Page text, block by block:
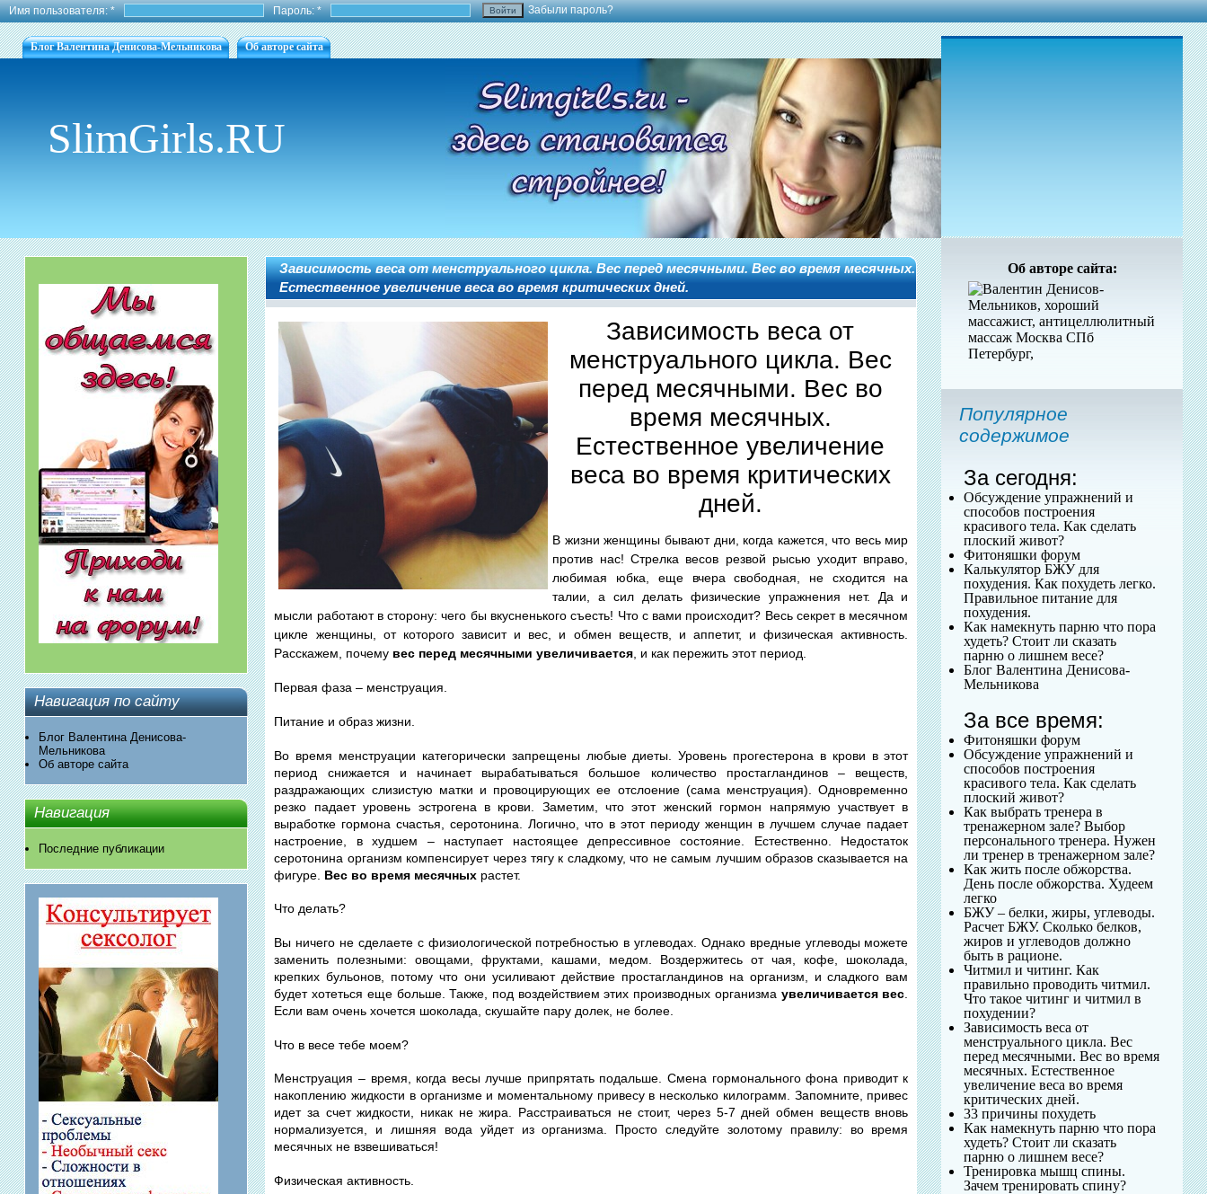
Имя пользователя:* Пароль:* Забыли пароль?
Блог Валентина Денисова-Мельникова Об авторе сайта
SlimGirls.RU
Навигация по сайту
Блог Валентина Денисова-
Мельникова
Об авторе сайта
Навигация
Последние публикации
Зависимость веса от менструального цикла. Вес перед месячными. Вес во время месячных.
Естественное увеличение веса во время критических дней.
Зависимость веса от
менструального цикла. Вес
перед месячными. Вес во
время месячных.
Естественное увеличение
веса во время критических
дней.
В жизни женщины бывают дни, когда кажется, что весь мир
против нас! Стрелка весов резвой рысью уходит вправо,
любимая юбка, еще вчера свободная, не сходится на
талии, а сил делать физические упражнения нет. Да и
мысли работают в сторону: чего бы вкусненького съесть! Что с вами происходит? Весь секрет в месячном
цикле женщины, от которого зависит и вес, и обмен веществ, и аппетит, и физическая активность.
Расскажем, почему вес перед месячными увеличивается , и как пережить этот период.
Первая фаза – менструация.
Питание и образ жизни.
Во время менструации категорически запрещены любые диеты. Уровень прогестерона в крови в этот
период снижается и начинает вырабатываться большое количество простагландинов – веществ,
раздражающих слизистую матки и провоцирующих ее отслоение (сама менструация). Одновременно
резко падает уровень эстрогена в крови. Заметим, что этот женский гормон напрямую участвует в
выработке гормона счастья, серотонина. Логично, что в этот периоду женщин в лучшем случае падает
настроение, в худшем – наступает настоящее депрессивное состояние. Естественно. Недостаток
серотонина организм компенсирует через тягу к сладкому, что не самым лучшим образов сказывается на
фигуре. Вес во время месячных растет.
Что делать?
Вы ничего не сделаете с физиологической потребностью в углеводах. Однако вредные углеводы можете
заменить полезными: овощами, фруктами, кашами, медом. Воздержитесь от чая, кофе, шоколада,
крепких бульонов, потому что они усиливают действие простагландинов на организм, и сладкого вам
будет хотеться еще больше. Также, под воздействием этих производных организма увеличивается вес
Если вам очень хочется шоколада, скушайте пару долек, не более.
Что в весе тебе моем?
Менструация – время, когда весы лучше припрятать подальше. Смена гормонального фона приводит к
накоплению жидкости в организме и моментальному привесу в несколько килограмм. Запомните, привес
идет за счет жидкости, никак не жира. Расстраиваться не стоит, через 5-7 дней обмен веществ вновь
нормализуется, и лишняя вода уйдет из организма. Просто следуйте золотому правилу: во время
месячных не взвешиваться!
Физическая активность.
Об авторе сайта:
Популярное
содержимое
За сегодня:
Обсуждение упражнений и
способов построения
красивого тела. Как сделать
плоский живот?
Фитоняшки форум
Калькулятор БЖУ для
похудения. Как похудеть легко.
Правильное питание для
похудения.
Как намекнуть парню что пора
худеть? Стоит ли сказать
парню о лишнем весе?
Блог Валентина Денисова-
Мельникова
За все время:
Фитоняшки форум
Обсуждение упражнений и
способов построения
красивого тела. Как сделать
плоский живот?
Как выбрать тренера в
тренажерном зале? Выбор
персонального тренера. Нужен
ли тренер в тренажерном зале?
Как жить после обжорства.
День после обжорства. Худеем
легко
БЖУ – белки, жиры, углеводы.
Расчет БЖУ. Сколько белков,
жиров и углеводов должно
быть в рационе.
Читмил и читинг. Как
правильно проводить читмил.
Что такое читинг и читмил в
похудении?
Зависимость веса от
менструального цикла. Вес
перед месячными. Вес во время
месячных. Естественное
увеличение веса во время
критических дней.
33 причины похудеть
Как намекнуть парню что пора
худеть? Стоит ли сказать
парню о лишнем весе?
Тренировка мышц спины.
Зачем тренировать спину?